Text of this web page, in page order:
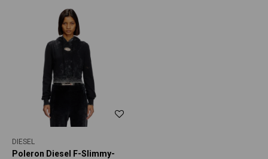
DIESEL
Poleron Diesel F-Slimmy-